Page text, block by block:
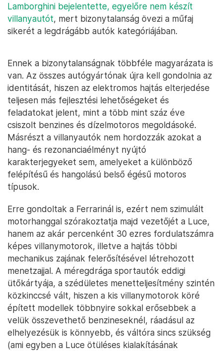
Lamborghini bejelentette, egyelőre nem készít
villanyautót, mert bizonytalanság övezi a műfaj
sikerét a legdrágább autók kategóriájában.
Ennek a bizonytalanságnak többféle magyarázata is
van. Az összes autógyártónak újra kell gondolnia az
identitását, hiszen az elektromos hajtás elterjedése
teljesen más fejlesztési lehetőségeket és
feladatokat jelent, mint a több mint száz éve
csiszolt benzines és dízelmotoros megoldásoké.
Másrészt a villanyautók nem hordozzák azokat a
hang- és rezonanciaélményt nyújtó
karakterjegyeket sem, amelyeket a különböző
felépítésű és hangolású belső égésű motoros
típusok.
Erre gondoltak a Ferrarinál is, ezért nem szimulált
motorhanggal szórakoztatja majd vezetőjét a Luce,
hanem az akár percenként 30 ezres fordulatszámra
képes villanymotorok, illetve a hajtás többi
mechanikus zajának felerősítésével létrehozott
menetzajjal. A méregdrága sportautók eddigi
ütőkártyája, a szédületes menetteljesítmény szintén
közkinccsé vált, hiszen a kis villanymotorok köré
épített modellek többnyire sokkal erősebbek a
velük összevethető benzineseknél, ráadásul az
elhelyezésük is könnyebb, és váltóra sincs szükség
(ami egyben a Luce ötüléses kialakításának